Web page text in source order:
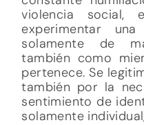
violencia social,
experimentar
solamente de
también como
pertenece. Se
también por la
sentimiento de
solamente